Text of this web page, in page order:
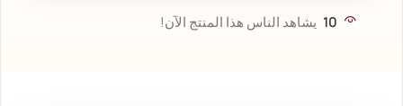
10 يشاهد الناس هذا المنتج الآن!